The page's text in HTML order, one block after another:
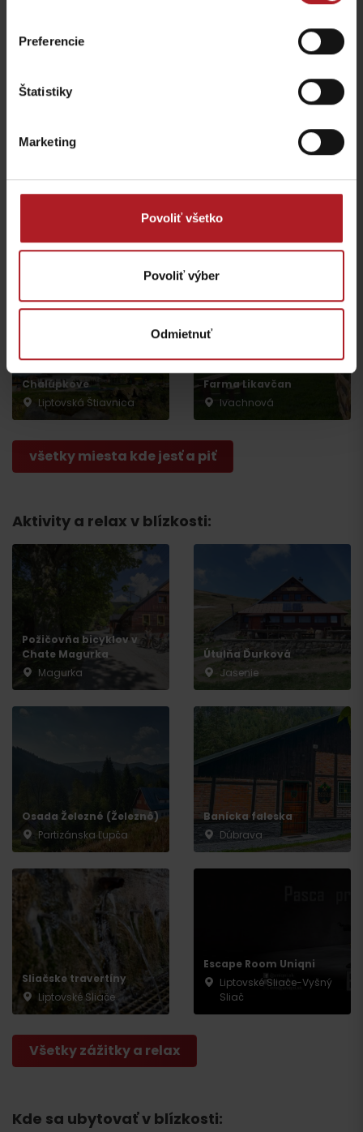
Preferencie
Štatistiky
Marketing
Povoliť všetko
Povoliť výber
Odmietnuť
Reštaurácia Chata
Partizánska Ľupča
Reštaurácia Sojka resort
Malatíny
Pizza JUMI
Partizánska Ľupča
Zemianska kúria v
Chalúpkove
Liptovská Štiavnica
Farma Likavčan
Ivachnová
všetky miesta kde jesť a piť
Aktivity a relax v blízkosti:
Požičovňa bicyklov v
Chate Magurka
Magurka
Útulňa Ďurková
Jasenie
Osada Železné (Železnô)
Partizánska Ľupča
Banícka faleska
Dúbrava
Sliačske travertíny
Liptovské Sliače
Escape Room Uniqni
Liptovské Sliače-Vyšný
Sliač
Všetky zážitky a relax
Kde sa ubytovať v blízkosti: